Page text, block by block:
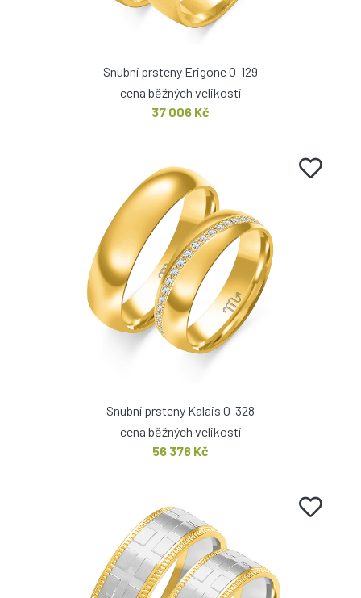
Snubní prsteny Erigone O-129
cena běžných velikostí
37 006 Kč
Snubní prsteny Kalais O-328
cena běžných velikostí
56 378 Kč